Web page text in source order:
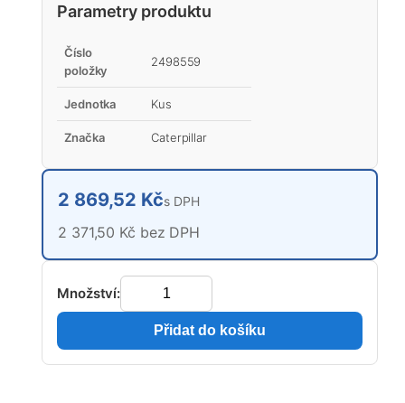
Parametry produktu
Číslo
položky
2498559
Jednotka Kus
Značka Caterpillar
2 869,52 Kčs DPH
2 371,50 Kč bez DPH
Množství:
Přidat do košíku